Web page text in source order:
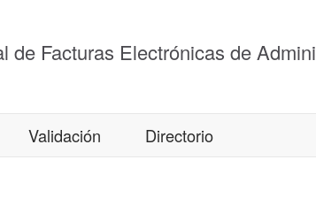
de Facturas Electrónicas de
Validación Directorio